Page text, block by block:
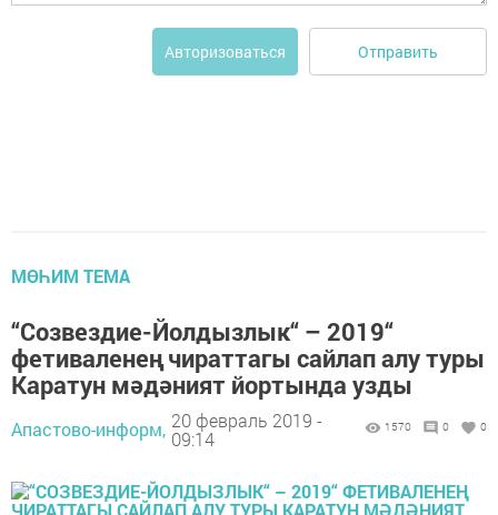
Авторизоваться Отправить
МӨҺИМ ТЕМА
“Созвездие-Йолдызлык“ – 2019“
фетиваленең чираттагы сайлап алу туры
Каратун мәдәният йортында узды
Апастово-информ, 20 февраль 2019 -
09:14
1570 0 0